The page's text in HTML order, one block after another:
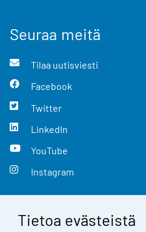
Tietoa evästeistä
Seuraa meitä
Tilaa uutisviesti
Facebook
Twitter
LinkedIn
YouTube
Instagram
Yhteystiedot